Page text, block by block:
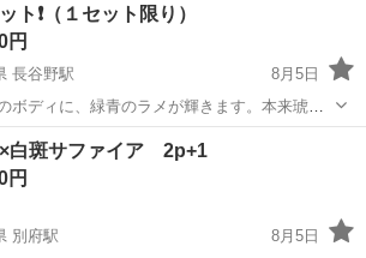
ト❗️（１セット限り）
円
長谷野駅
8月5日
ボディに、緑青のラメが輝きます。本来琥珀
子ばかりを集めています。１セット限りの早
長谷野駅 その他
×白斑サファイア 2p+1
円
別府駅
8月5日